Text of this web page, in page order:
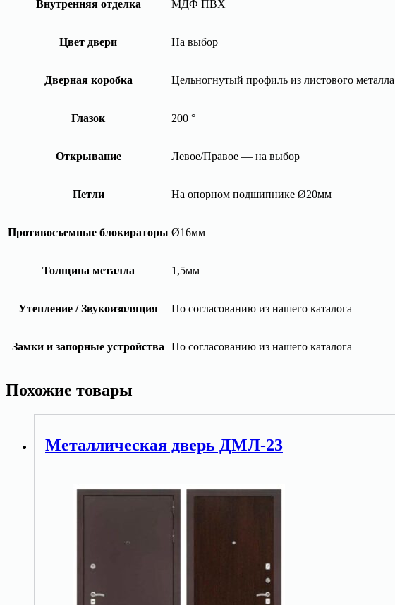
Внутренняя отделка МДФ ПВХ
Цвет двери На выбор
Дверная коробка Цельногнутый профиль из листового металла
Глазок 200 °
Открывание Левое/Правое — на выбор
Петли На опорном подшипнике Ø20мм
Противосъемные блокираторы Ø16мм
Толщина металла 1,5мм
Утепление / Звукоизоляция По согласованию из нашего каталога
Замки и запорные устройства По согласованию из нашего каталога
Похожие товары
Металлическая дверь ДМЛ-23